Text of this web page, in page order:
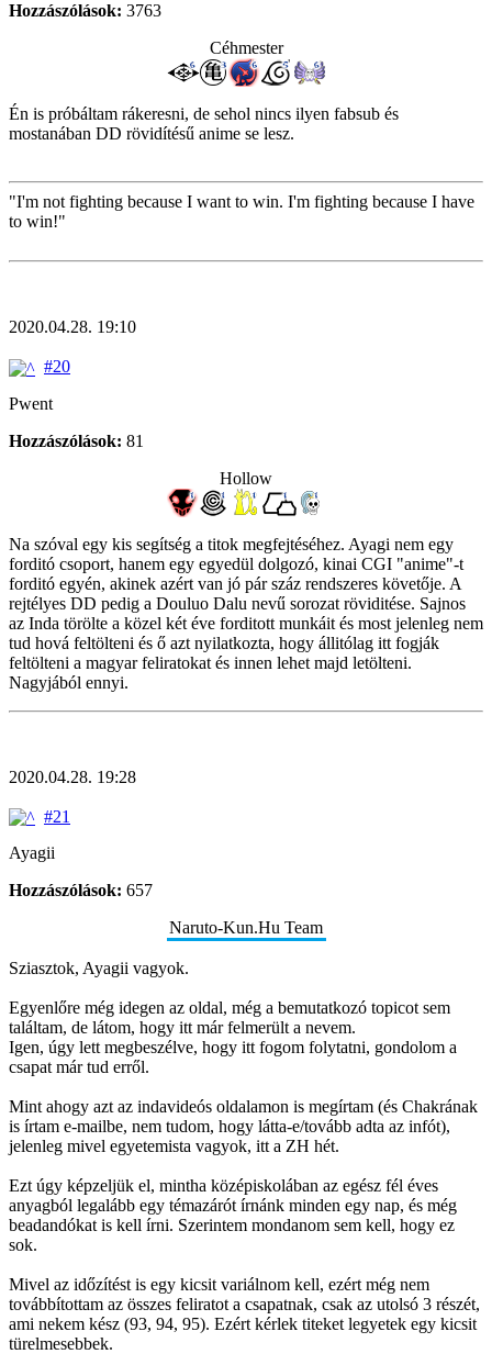
Hozzászólások: 3763
Céhmester
Én is próbáltam rákeresni, de sehol nincs ilyen fabsub és
mostanában DD rövidítésű anime se lesz.
"I'm not fighting because I want to win. I'm fighting because I have
to win!"
2020.04.28. 19:10
#20
Pwent
Hozzászólások: 81
Hollow
Na szóval egy kis segítség a titok megfejtéséhez. Ayagi nem egy
forditó csoport, hanem egy egyedül dolgozó, kinai CGI "anime"-t
forditó egyén, akinek azért van jó pár száz rendszeres követője. A
rejtélyes DD pedig a Douluo Dalu nevű sorozat röviditése. Sajnos
az Inda törölte a közel két éve forditott munkáit és most jelenleg nem
tud hová feltölteni és ő azt nyilatkozta, hogy állitólag itt fogják
feltölteni a magyar feliratokat és innen lehet majd letölteni.
Nagyjából ennyi.
2020.04.28. 19:28
#21
Ayagii
Hozzászólások: 657
Naruto-Kun.Hu Team
Sziasztok, Ayagii vagyok.
Egyenlőre még idegen az oldal, még a bemutatkozó topicot sem
találtam, de látom, hogy itt már felmerült a nevem.
Igen, úgy lett megbeszélve, hogy itt fogom folytatni, gondolom a
csapat már tud erről.
Mint ahogy azt az indavideós oldalamon is megírtam (és Chakrának
is írtam e-mailbe, nem tudom, hogy látta-e/tovább adta az infót),
jelenleg mivel egyetemista vagyok, itt a ZH hét.
Ezt úgy képzeljük el, mintha középiskolában az egész fél éves
anyagból legalább egy témazárót írnánk minden egy nap, és még
beadandókat is kell írni. Szerintem mondanom sem kell, hogy ez
sok.
Mivel az időzítést is egy kicsit variálnom kell, ezért még nem
továbbítottam az összes feliratot a csapatnak, csak az utolsó 3 részét,
ami nekem kész (93, 94, 95). Ezért kérlek titeket legyetek egy kicsit
türelmesebbek.